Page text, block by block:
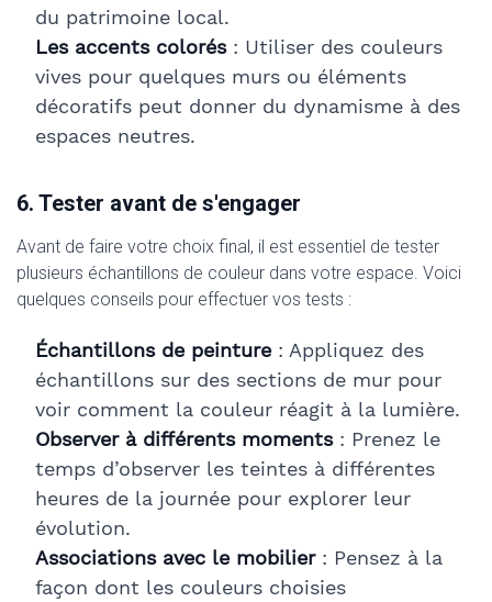
du patrimoine local.
Les accents colorés: Utiliser des couleurs
vives pour quelques murs ou éléments
décoratifs peut donner du dynamisme à des
espaces neutres.
6. Tester avant de s'engager
Avant de faire votre choix final, il est essentiel de tester
plusieurs échantillons de couleur dans votre espace. Voici
quelques conseils pour effectuer vos tests :
Échantillons de peinture: Appliquez des
échantillons sur des sections de mur pour
voir comment la couleur réagit à la lumière.
Observer à différents moments: Prenez le
temps d’observer les teintes à différentes
heures de la journée pour explorer leur
évolution.
Associations avec le mobilier: Pensez à la
façon dont les couleurs choisies